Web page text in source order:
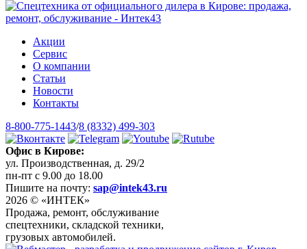
Акции
Сервис
О компании
Статьи
Новости
Контакты
8-800-775-1443/8 (8332) 499-303
Офис в Кирове:
ул. Производственная, д. 29/2
пн-пт с 9.00 до 18.00
Пишите на почту: sap@intek43.ru
2026 © «ИНТЕК»
Продажа, ремонт, обслуживание
спецтехники, складской техники,
грузовых автомобилей.